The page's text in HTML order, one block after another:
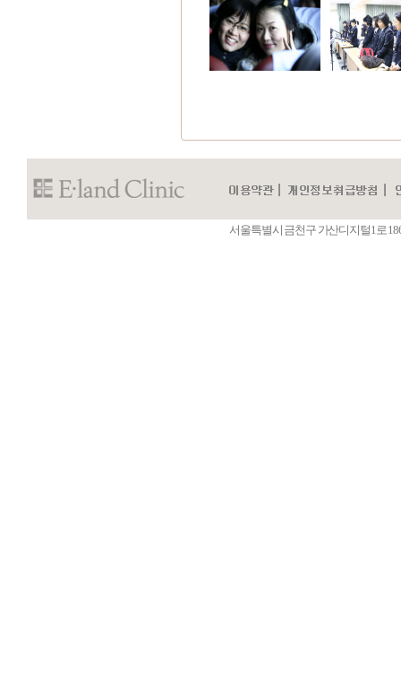
서울특별시 금천구 가산디지털1로